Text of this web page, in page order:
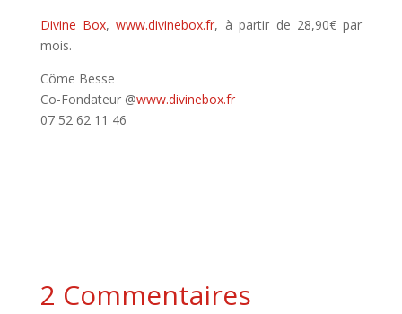
Divine Box,www.divinebox.fr, à partir de 28,90€ par
mois.
Côme Besse
Co-Fondateur @www.divinebox.fr
07 52 62 11 46
2 Commentaires